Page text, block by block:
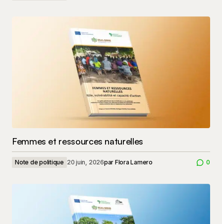
Femmes et ressources naturelles
Note de politique 20 juin, 2026par Flora Lamero 0